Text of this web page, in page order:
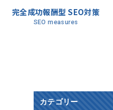
完全成功報酬型 SEO対策
SEO measures
カテゴリー